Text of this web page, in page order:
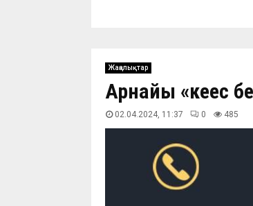
Жаңалықтар
Арнайы «кеңес
02.04.2024, 11:37 0 485